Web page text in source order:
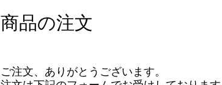
商品の注文
ご注文、ありがとうございます。